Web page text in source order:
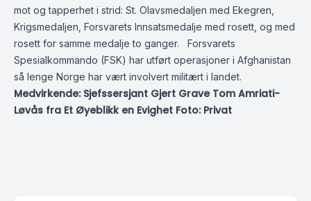
mot og tapperhet i strid: St. Olavsmedaljen med Ekegren,
Krigsmedaljen, Forsvarets Innsatsmedalje med rosett, og med
rosett for samme medalje to ganger. Forsvarets
Spesialkommando (FSK) har utført operasjoner i Afghanistan
så lenge Norge har vært involvert militært i landet.
Medvirkende: Sjefssersjant Gjert Grave Tom Amriati-
Løvås fra Et Øyeblikk en Evighet Foto: Privat